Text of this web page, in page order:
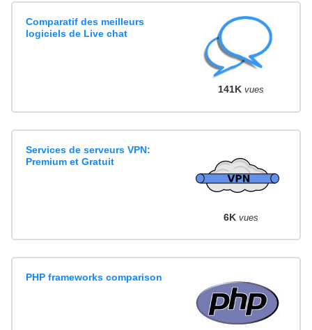
Comparatif des meilleurs
logiciels de Live chat
141K vues
Services de serveurs VPN:
Premium et Gratuit
6K vues
PHP frameworks comparison